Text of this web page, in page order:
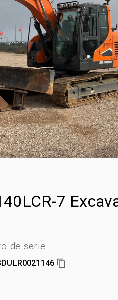
7
de serie